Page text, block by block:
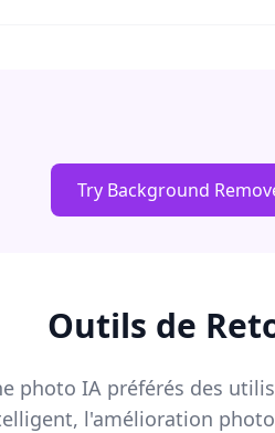
Try Background
Outils de
photo IA préférés des
l'amélioration